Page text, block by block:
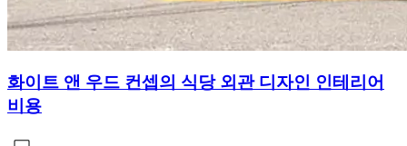
화이트 앤 우드 컨셉의 식당 외관 디자인 인테리어
비용